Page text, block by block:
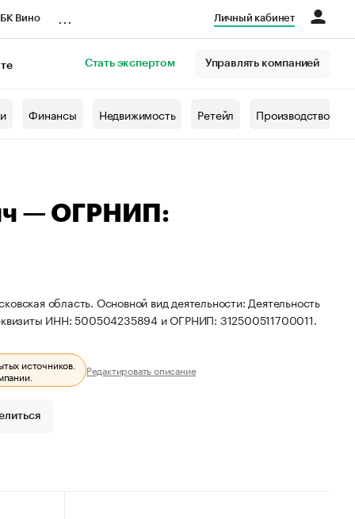
Вино Личный кабинет
Стать экспертом Управлять компанией
Финансы Недвижимость Ретейл Производство
— ОГРНИП:
область. Основной вид деятельности: Деятельность
ИНН: 500504235894 и ОГРНИП: 312500511700011.
источников.
Редактировать описание